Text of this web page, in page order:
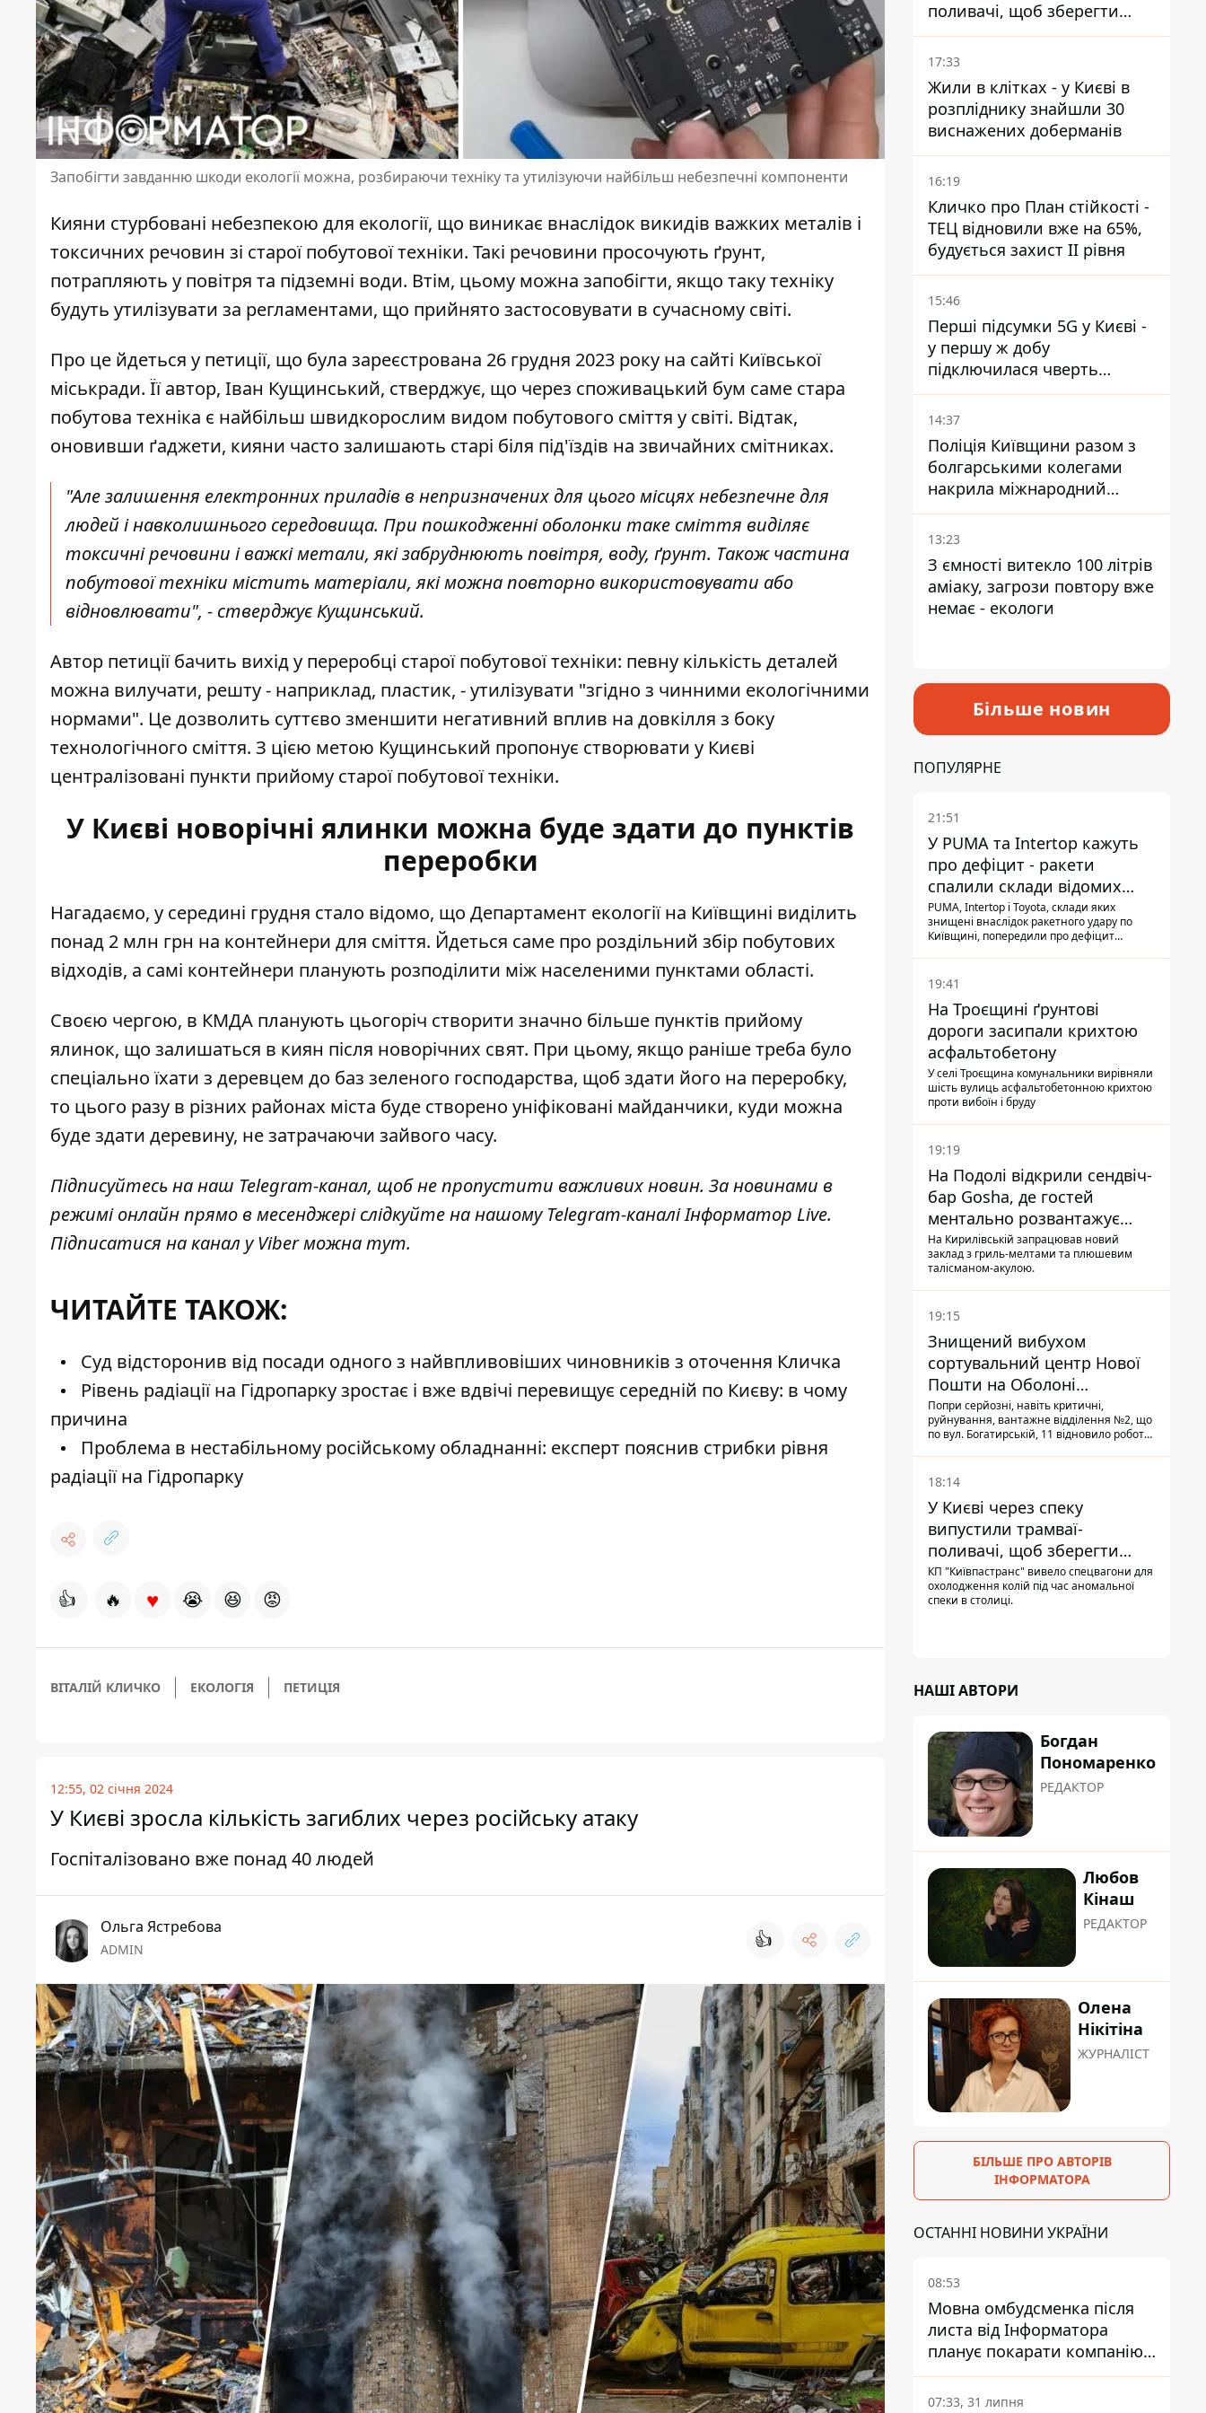
Запобігти завданню шкоди екології можна, розбираючи техніку та утилізуючи найбільш небезпечні компоненти
Кияни стурбовані небезпекою для екології, що виникає внаслідок викидів важких металів і
токсичних речовин зі старої побутової техніки. Такі речовини просочують ґрунт,
потрапляють у повітря та підземні води. Втім, цьому можна запобігти, якщо таку техніку
будуть утилізувати за регламентами, що прийнято застосовувати в сучасному світі.
Про це йдеться у петиції, що була зареєстрована 26 грудня 2023 року на сайті Київської
міськради. Її автор, Іван Кущинський, стверджує, що через споживацький бум саме стара
побутова техніка є найбільш швидкорослим видом побутового сміття у світі. Відтак,
оновивши ґаджети, кияни часто залишають старі біля під'їздів на звичайних смітниках.
"Але залишення електронних приладів в непризначених для цього місцях небезпечне для
людей і навколишнього середовища. При пошкодженні оболонки таке сміття виділяє
токсичні речовини і важкі метали, які забруднюють повітря, воду, ґрунт. Також частина
побутової техніки містить матеріали, які можна повторно використовувати або
відновлювати", - стверджує Кущинський.
Автор петиції бачить вихід у переробці старої побутової техніки: певну кількість деталей
можна вилучати, решту - наприклад, пластик, - утилізувати "згідно з чинними екологічними
нормами". Це дозволить суттєво зменшити негативний вплив на довкілля з боку
технологічного сміття. З цією метою Кущинський пропонує створювати у Києві
централізовані пункти прийому старої побутової техніки.
У Києві новорічні ялинки можна буде здати до пунктів
переробки
Нагадаємо, у середині грудня стало відомо, що Департамент екології на Київщині виділить
понад 2 млн грн на контейнери для сміття. Йдеться саме про роздільний збір побутових
відходів, а самі контейнери планують розподілити між населеними пунктами області.
Своєю чергою, в КМДА планують цьогоріч створити значно більше пунктів прийому
ялинок, що залишаться в киян після новорічних свят. При цьому, якщо раніше треба було
спеціально їхати з деревцем до баз зеленого господарства, щоб здати його на переробку,
то цього разу в різних районах міста буде створено уніфіковані майданчики, куди можна
буде здати деревину, не затрачаючи зайвого часу.
Підписуйтесь на наш Telegram-канал, щоб не пропустити важливих новин. За новинами в
режимі онлайн прямо в месенджері слідкуйте на нашому Telegram-каналіІнформатор Live.
Підписатися на канал у Viber можнатут.
ЧИТАЙТЕ ТАКОЖ:
Суд відсторонив від посади одного з найвпливовіших чиновників з оточення Кличка
Рівень радіації на Гідропарку зростає і вже вдвічі перевищує середній по Києву: в чому
причина
Проблема в нестабільному російському обладнанні: експерт пояснив стрибки рівня
радіації на Гідропарку
👍 🔥 ♥ 😭 😆 😡
ВІТАЛІЙ КЛИЧКО ЕКОЛОГІЯ ПЕТИЦІЯ
12:55, 02 січня 2024
У Києві зросла кількість загиблих через російську атаку
Госпіталізовано вже понад 40 людей
Ольга Ястребова
ADMIN 👍
поливачі, щоб зберегти
рейки від деформації
17:33
Жили в клітках - у Києві в
розпліднику знайшли 30
виснажених доберманів
16:19
Кличко про План стійкості -
ТЕЦ відновили вже на 65%,
будується захист ІІ рівня
15:46
Перші підсумки 5G у Києві -
у першу ж добу
підключилася чверть
мільйона абонентів
14:37
Поліція Київщини разом з
болгарськими колегами
накрила міжнародний
наркосиндикат
13:23
З ємності витекло 100 літрів
аміаку, загрози повтору вже
немає - екологи
Більше новин
ПОПУЛЯРНЕ
21:51
У PUMA та Intertop кажуть
про дефіцит - ракети
спалили склади відомих
брендів
PUMA, Intertop і Toyota, склади яких
знищені внаслідок ракетного удару по
Київщині, попередили про дефіцит
19:41
На Троєщині ґрунтові
дороги засипали крихтою
асфальтобетону
У селі Троєщина комунальники вирівняли
шість вулиць асфальтобетонною крихтою
проти вибоїн і бруду
19:19
На Подолі відкрили сендвіч-
бар Gosha, де гостей
ментально розвантажує
акула
На Кирилівській запрацював новий
заклад з гриль-мелтами та плюшевим
талісманом-акулою.
19:15
Знищений вибухом
сортувальний центр Нової
Пошти на Оболоні
запрацював - видають
посилки
Попри серйозні, навіть критичні,
руйнування, вантажне відділення №2, що
по вул. Богатирській, 11 відновило роботу:
18:14
У Києві через спеку
випустили трамваї-
поливачі, щоб зберегти
рейки від деформації
КП "Київпастранс" вивело спецвагони для
охолодження колій під час аномальної
спеки в столиці.
НАШІ АВТОРИ
Богдан
Пономаренко
РЕДАКТОР
Любов
Кінаш
РЕДАКТОР
Олена
Нікітіна
ЖУРНАЛІСТ
БІЛЬШЕ ПРО АВТОРІВ
ІНФОРМАТОРА
ОСТАННІ НОВИНИ УКРАЇНИ
08:53
Мовна омбудсменка після
листа від Інформатора
планує покарати компанію-
підрядника ПриватБанку
07:33, 31 липня